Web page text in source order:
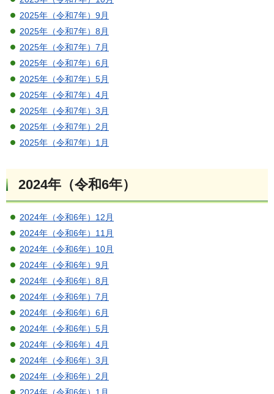
2025年（令和7年）9月
2025年（令和7年）8月
2025年（令和7年）7月
2025年（令和7年）6月
2025年（令和7年）5月
2025年（令和7年）4月
2025年（令和7年）3月
2025年（令和7年）2月
2025年（令和7年）1月
2024年（令和6年）
2024年（令和6年）12月
2024年（令和6年）11月
2024年（令和6年）10月
2024年（令和6年）9月
2024年（令和6年）8月
2024年（令和6年）7月
2024年（令和6年）6月
2024年（令和6年）5月
2024年（令和6年）4月
2024年（令和6年）3月
2024年（令和6年）2月